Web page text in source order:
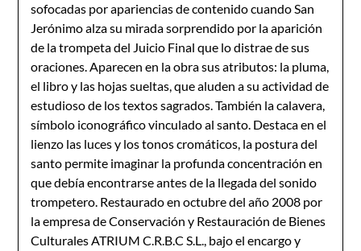
sofocadas por apariencias de contenido cuando San
Jerónimo alza su mirada sorprendido por la aparición
de la trompeta del Juicio Final que lo distrae de sus
oraciones. Aparecen en la obra sus atributos: la pluma,
el libro y las hojas sueltas, que aluden a su actividad de
estudioso de los textos sagrados. También la calavera,
símbolo iconográfico vinculado al santo. Destaca en el
lienzo las luces y los tonos cromáticos, la postura del
santo permite imaginar la profunda concentración en
que debía encontrarse antes de la llegada del sonido
trompetero. Restaurado en octubre del año 2008 por
la empresa de Conservación y Restauración de Bienes
Culturales ATRIUM C.R.B.C S.L., bajo el encargo y